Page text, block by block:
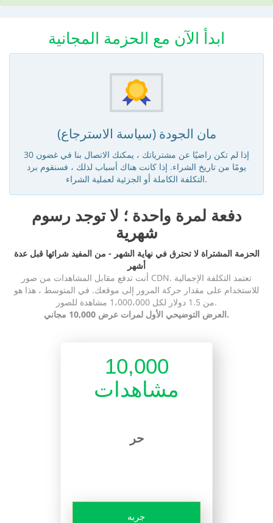
ابدأ الآن مع الحزمة المجانية
مان الجودة (سياسة الاسترجاع)
إذا لم تكن راضيًا عن مشترياتك ، يمكنك الاتصال بنا في غضون 30
يومًا من تاريخ الشراء. إذا كانت هناك أسباب لذلك ، فسنقوم برد
التكلفة الكاملة أو الجزئية لعملية الشراء.
دفعة لمرة واحدة ؛ لا توجد رسوم
شهرية
الحزمة المشتراة لا تحترق في نهاية الشهر - من المفيد شرائها قبل عدة
أشهر
أنت تدفع مقابل المشاهدات من صور CDN. تعتمد التكلفة الإجمالية
للاستخدام على مقدار حركة المرور إلى موقعك. في المتوسط ، هذا هو
من 1.5 دولار لكل 1،000،000 مشاهدة للصور.
العرض التوضيحي الأول لمرات عرض 10,000 مجاني.
10,000
مشاهدات
حر
جربه